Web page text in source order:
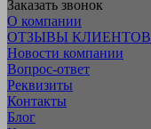
Заказать звонок
О компании
ОТЗЫВЫ КЛИЕНТОВ
Новости компании
Вопрос-ответ
Реквизиты
Контакты
Блог